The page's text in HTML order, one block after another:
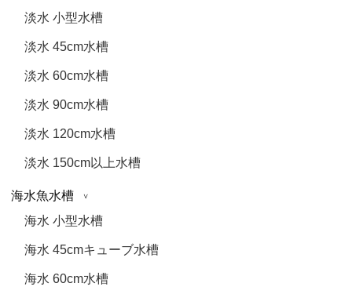
淡水 小型水槽
淡水 45cm水槽
淡水 60cm水槽
淡水 90cm水槽
淡水 120cm水槽
淡水 150cm以上水槽
海水魚水槽
海水 小型水槽
海水 45cmキューブ水槽
海水 60cm水槽